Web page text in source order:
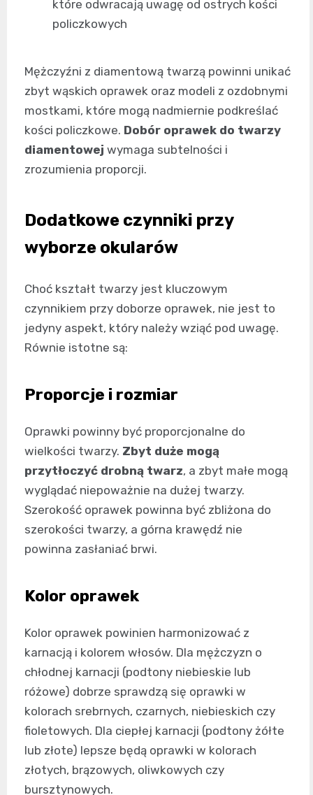
które odwracają uwagę od ostrych kości
policzkowych
Mężczyźni z diamentową twarzą powinni unikać
zbyt wąskich oprawek oraz modeli z ozdobnymi
mostkami, które mogą nadmiernie podkreślać
kości policzkowe. Dobór oprawek do twarzy
diamentowej wymaga subtelności i
zrozumienia proporcji.
Dodatkowe czynniki przy
wyborze okularów
Choć kształt twarzy jest kluczowym
czynnikiem przy doborze oprawek, nie jest to
jedyny aspekt, który należy wziąć pod uwagę.
Równie istotne są:
Proporcje i rozmiar
Oprawki powinny być proporcjonalne do
wielkości twarzy. Zbyt duże mogą
przytłoczyć drobną twarz, a zbyt małe mogą
wyglądać niepoważnie na dużej twarzy.
Szerokość oprawek powinna być zbliżona do
szerokości twarzy, a górna krawędź nie
powinna zasłaniać brwi.
Kolor oprawek
Kolor oprawek powinien harmonizować z
karnacją i kolorem włosów. Dla mężczyzn o
chłodnej karnacji (podtony niebieskie lub
różowe) dobrze sprawdzą się oprawki w
kolorach srebrnych, czarnych, niebieskich czy
fioletowych. Dla ciepłej karnacji (podtony żółte
lub złote) lepsze będą oprawki w kolorach
złotych, brązowych, oliwkowych czy
bursztynowych.